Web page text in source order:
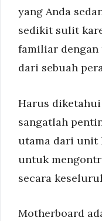
yang Anda
sedikit sulit
familiar
dari sebuah
Harus
sangatlah
utama dari unit
untuk
secara
Motherboard